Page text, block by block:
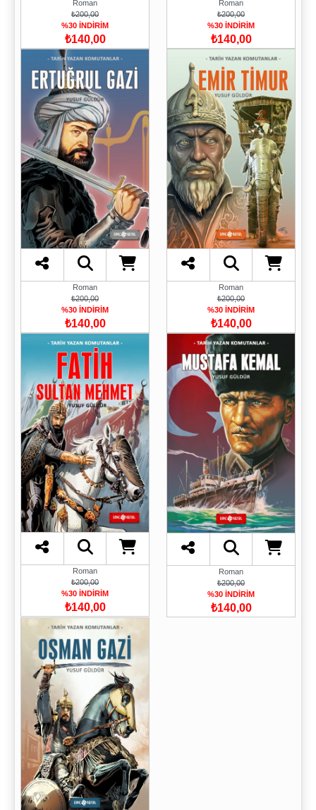
Roman
₺200,00
%30 İNDİRİM
₺140,00
Roman
₺200,00
%30 İNDİRİM
₺140,00
Roman
₺200,00
%30 İNDİRİM
₺140,00
Roman
₺200,00
%30 İNDİRİM
₺140,00
Roman
₺200,00
%30 İNDİRİM
₺140,00
Roman
₺200,00
%30 İNDİRİM
₺140,00